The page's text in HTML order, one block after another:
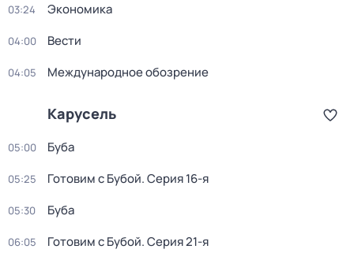
03:24 Экономика
04:00 Вести
04:05 Международное обозрение
Карусель
05:00 Буба
05:25 Готовим с Бубой. Серия 16-я
05:30 Буба
06:05 Готовим с Бубой. Серия 21-я